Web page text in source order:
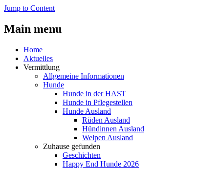
Jump to Content
Main menu
Home
Aktuelles
Vermittlung
Allgemeine Informationen
Hunde
Hunde in der HAST
Hunde in Pflegestellen
Hunde Ausland
Rüden Ausland
Hündinnen Ausland
Welpen Ausland
Zuhause gefunden
Geschichten
Happy End Hunde 2026